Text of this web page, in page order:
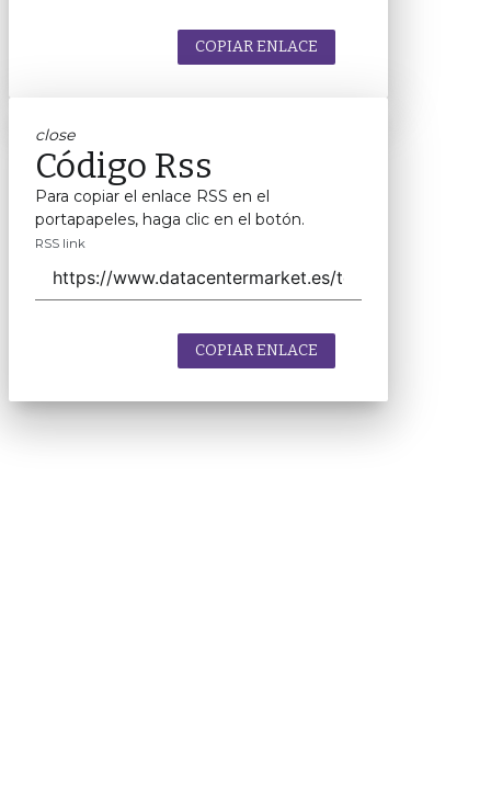
COPIAR ENLACE
close
Código Rss
Para copiar el enlace RSS en el
portapapeles, haga clic en el botón.
RSS link
COPIAR ENLACE